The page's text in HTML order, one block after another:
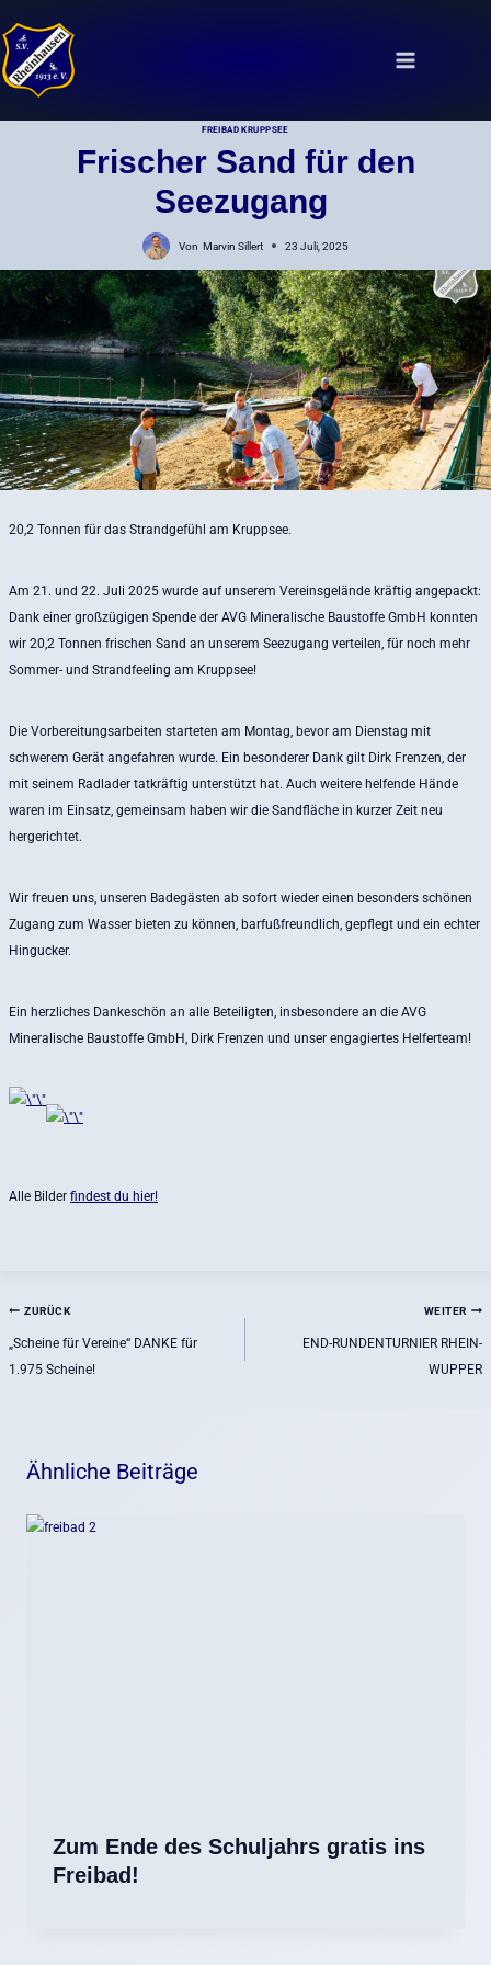
Inhalt
springen
FREIBAD KRUPPSEE
Frischer Sand für den
Seezugang
Von Marvin Sillert 23 Juli, 2025
20,2 Tonnen für das Strandgefühl am Kruppsee.
Am 21. und 22. Juli 2025 wurde auf unserem Vereinsgelände kräftig angepackt:
Dank einer großzügigen Spende der AVG Mineralische Baustoffe GmbH konnten
wir 20,2 Tonnen frischen Sand an unserem Seezugang verteilen, für noch mehr
Sommer- und Strandfeeling am Kruppsee!
Die Vorbereitungsarbeiten starteten am Montag, bevor am Dienstag mit
schwerem Gerät angefahren wurde. Ein besonderer Dank gilt Dirk Frenzen, der
mit seinem Radlader tatkräftig unterstützt hat. Auch weitere helfende Hände
waren im Einsatz, gemeinsam haben wir die Sandfläche in kurzer Zeit neu
hergerichtet.
Wir freuen uns, unseren Badegästen ab sofort wieder einen besonders schönen
Zugang zum Wasser bieten zu können, barfußfreundlich, gepflegt und ein echter
Hingucker.
Ein herzliches Dankeschön an alle Beteiligten, insbesondere an die AVG
Mineralische Baustoffe GmbH, Dirk Frenzen und unser engagiertes Helferteam!
Alle Bilder findest du hier!
Beitragsnavigation
ZURÜCK
„Scheine für Vereine“ DANKE für
1.975 Scheine!
WEITER
END-RUNDENTURNIER RHEIN-
WUPPER
Ähnliche Beiträge
Zum Ende des Schuljahrs gratis ins
Freibad!